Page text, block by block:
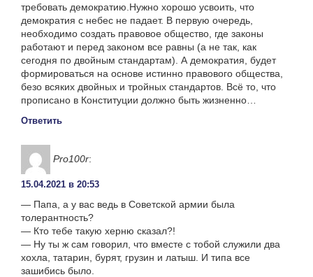
требовать демократию.Нужно хорошо усвоить, что
демократия с небес не падает. В первую очередь,
необходимо создать правовое общество, где законы
работают и перед законом все равны (а не так, как
сегодня по двойным стандартам). А демократия, будет
формироваться на основе истинно правового общества,
безо всяких двойных и тройных стандартов. Всё то, что
прописано в Конституции должно быть жизненно…
Ответить
Pro100r:
15.04.2021 в 20:53
— Папа, а у вас ведь в Советской армии была
толерантность?
— Кто тебе такую херню сказал?!
— Ну ты ж сам говорил, что вместе с тобой служили два
хохла, татарин, бурят, грузин и латыш. И типа все
зашибись было.